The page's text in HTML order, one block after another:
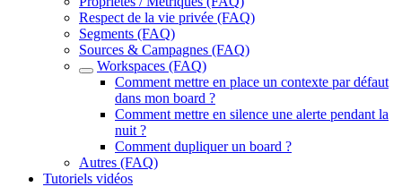
Respect de la vie privée (FAQ)
Segments (FAQ)
Sources & Campagnes (FAQ)
Workspaces (FAQ)
Comment mettre en place un contexte par défaut
dans mon board ?
Comment mettre en silence une alerte pendant la
nuit ?
Comment dupliquer un board ?
Autres (FAQ)
Tutoriels vidéos